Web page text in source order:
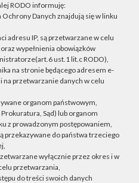
RODO informuję:
Danych znajdują się w linku
adresu IP, są przetwarzane w celu
wypełnienia obowiązków
ust.1 lit.c RODO),
na stronie będącego adresem e-
na przetwarzanie danych w celu
organom państwowym,
Sąd) lub organom
z prowadzonym postępowaniem,
przekazywane do państwa trzeciego
wyłącznie przez okres i w
przetwarzania,
do treści swoich danych